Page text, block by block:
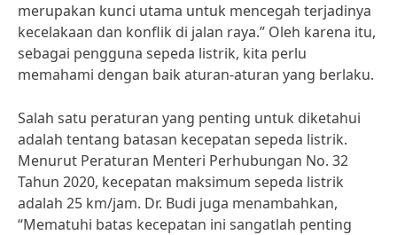
merupakan kunci utama untuk mencegah terjadinya
kecelakaan dan konflik di jalan raya.” Oleh karena itu,
sebagai pengguna sepeda listrik, kita perlu
memahami dengan baik aturan-aturan yang berlaku.
Salah satu peraturan yang penting untuk diketahui
adalah tentang batasan kecepatan sepeda listrik.
Menurut Peraturan Menteri Perhubungan No. 32
Tahun 2020, kecepatan maksimum sepeda listrik
adalah 25 km/jam. Dr. Budi juga menambahkan,
“Mematuhi batas kecepatan ini sangatlah penting